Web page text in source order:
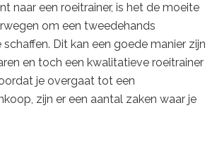
naar een roeitrainer, is het de moeite
om een tweedehands
Dit kan een goede manier zijn
en toch een kwalitatieve roeitrainer
je overgaat tot een
zijn er een aantal zaken waar je